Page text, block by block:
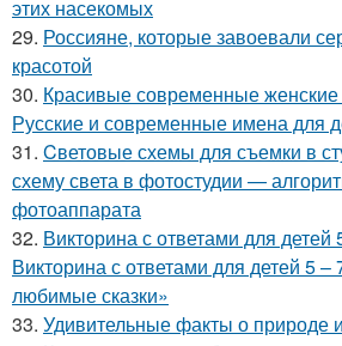
этих насекомых
29. Россияне, которые завоевали
красотой
30. Красивые современные
Русские и современные имена для
31. Cветовые схемы для съемки в
схему света в фотостудии —
фотоаппарата
32. Викторина с ответами для детей
Викторина с ответами для детей 5
любимые сказки»
33. Удивительные факты о природе